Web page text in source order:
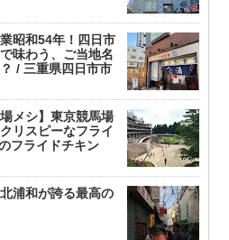
昭和54年！四日市
味わう、ご当地名
/ 三重県四日市市
メシ】東京競馬場
リスピーなフライ
フライドチキン
浦和が誇る最高の